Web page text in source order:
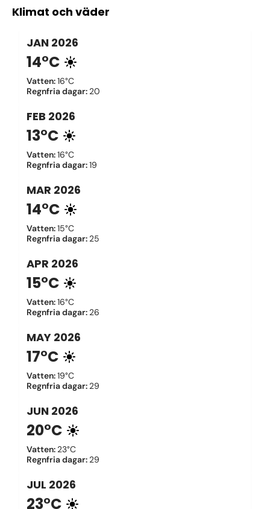
Klimat och väder
JAN 2026
14°C
Vatten:16°C
Regnfria dagar: 20
FEB 2026
13°C
Vatten:16°C
Regnfria dagar:19
MAR 2026
14°C
Vatten:15°C
Regnfria dagar: 25
APR 2026
15°C
Vatten:16°C
Regnfria dagar: 26
MAY 2026
17°C
Vatten:19°C
Regnfria dagar: 29
JUN 2026
20°C
Vatten: 23°C
Regnfria dagar: 29
JUL 2026
23°C